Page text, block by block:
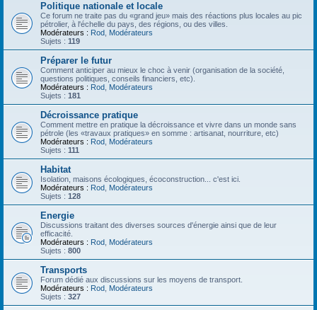
Politique nationale et locale
Ce forum ne traite pas du «grand jeu» mais des réactions plus locales au pic
pétrolier, à l'échelle du pays, des régions, ou des villes.
Modérateurs : Rod Modérateurs
Sujets : 119
Préparer le futur
Comment anticiper au mieux le choc à venir (organisation de la société,
questions politiques, conseils financiers, etc).
Modérateurs : Rod Modérateurs
Sujets : 181
Décroissance pratique
Comment mettre en pratique la décroissance et vivre dans un monde sans
pétrole (les «travaux pratiques» en somme : artisanat, nourriture, etc)
Modérateurs : Rod Modérateurs
Sujets : 111
Habitat
Isolation, maisons écologiques, écoconstruction... c'est ici.
Modérateurs : Rod Modérateurs
Sujets : 128
Energie
Discussions traitant des diverses sources d'énergie ainsi que de leur
efficacité.
Modérateurs : Rod Modérateurs
Sujets : 800
Transports
Forum dédié aux discussions sur les moyens de transport.
Modérateurs : Rod Modérateurs
Sujets : 327